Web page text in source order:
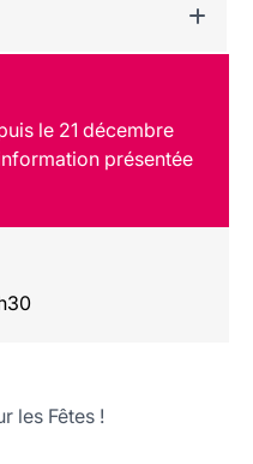
le 21 décembre
présentée
les Fêtes !